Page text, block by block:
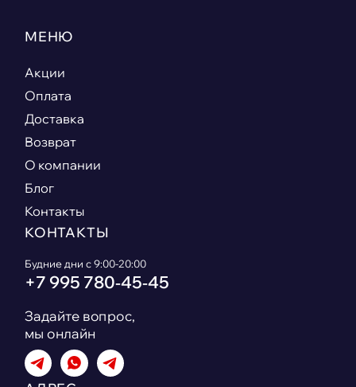
МЕНЮ
Акции
Оплата
Доставка
Возврат
О компании
Блог
Контакты
КОНТАКТЫ
Будние дни с 9:00-20:00
+7 995 780‑45‑45
Задайте вопрос,
мы онлайн